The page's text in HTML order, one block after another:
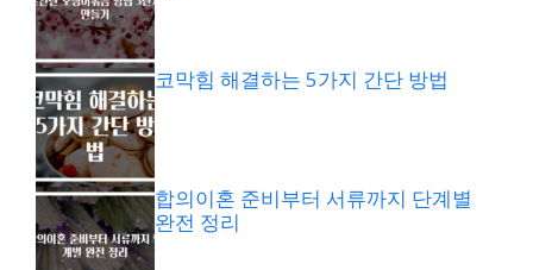
코막힘 해결하는 5가지 간단 방법
합의이혼 준비부터 서류까지 단계별
완전 정리